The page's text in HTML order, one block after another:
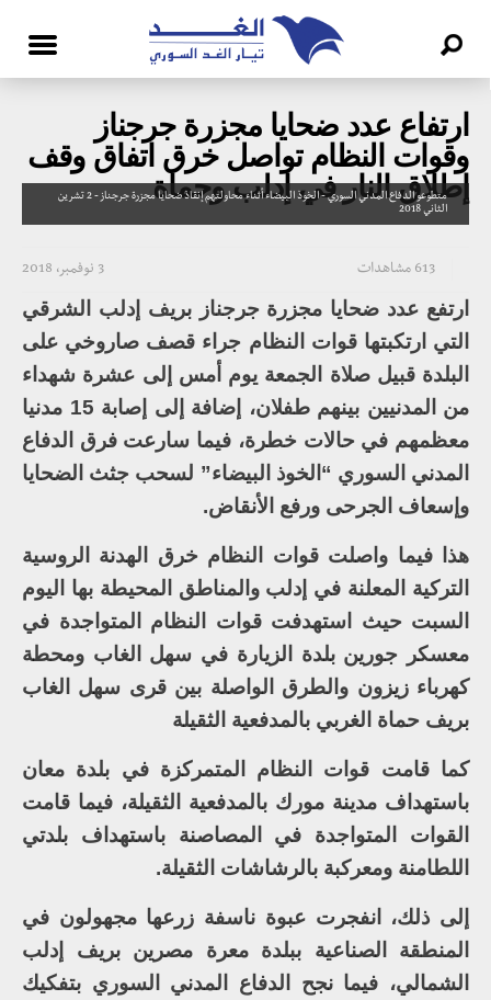
ارتفاع عدد ضحايا مجزرة جرجناز
وقوات النظام تواصل خرق اتفاق وقف
إطلاق النار في إدلب وحماة
متطوعو الدفاع المدني السوري - الخوذ البيضاء أثناء محاولتهم إنقاذ ضحايا مجزرة جرجناز - 2 تشرين
الثاني 2018
3 نوفمبر، 2018 613 مشاهدات
ارتفع عدد ضحايا مجزرة جرجناز بريف إدلب الشرقي
التي ارتكبتها قوات النظام جراء قصف صاروخي على
البلدة قبيل صلاة الجمعة يوم أمس إلى عشرة شهداء
من المدنيين بينهم طفلان، إضافة إلى إصابة 15 مدنيا
معظمهم في حالات خطرة، فيما سارعت فرق الدفاع
المدني السوري “الخوذ البيضاء” لسحب جثث الضحايا
وإسعاف الجرحى ورفع الأنقاض.
هذا فيما واصلت قوات النظام خرق الهدنة الروسية
التركية المعلنة في إدلب والمناطق المحيطة بها اليوم
السبت حيث استهدفت قوات النظام المتواجدة في
معسكر جورين بلدة الزيارة في سهل الغاب ومحطة
كهرباء زيزون والطرق الواصلة بين قرى سهل الغاب
بريف حماة الغربي بالمدفعية الثقيلة
كما قامت قوات النظام المتمركزة في بلدة معان
باستهداف مدينة مورك بالمدفعية الثقيلة، فيما قامت
القوات المتواجدة في المصاصنة باستهداف بلدتي
اللطامنة ومعركبة بالرشاشات الثقيلة.
إلى ذلك، انفجرت عبوة ناسفة زرعها مجهولون في
المنطقة الصناعية ببلدة معرة مصرين بريف إدلب
الشمالي، فيما نجح الدفاع المدني السوري بتفكيك